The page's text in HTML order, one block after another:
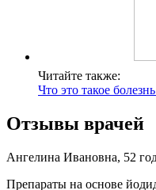
Читайте также:
Что это такое
Отзывы врачей
Ангелина Ивановна, 52
Препараты на основе